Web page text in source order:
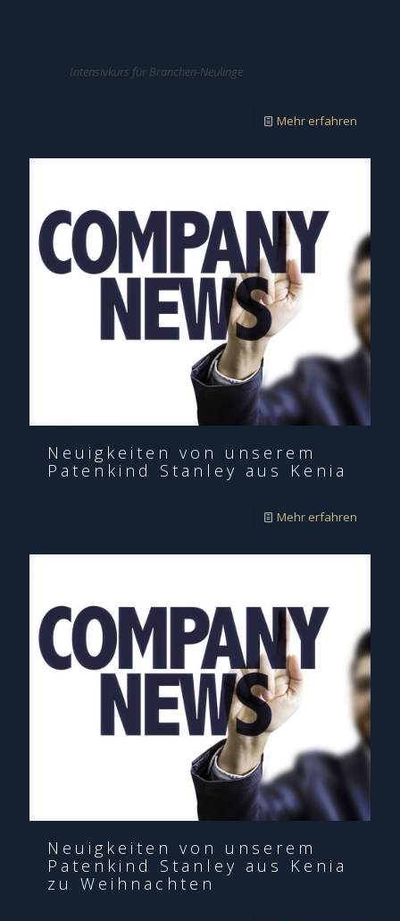
Intensivkurs für Branchen-Neulinge
Mehr erfahren
Neuigkeiten von unserem
Patenkind Stanley aus Kenia
Mehr erfahren
Neuigkeiten von unserem
Patenkind Stanley aus Kenia
zu Weihnachten